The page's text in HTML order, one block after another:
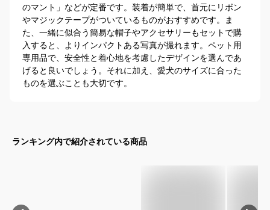
のマント」などが定番です。装着が簡単で、首元にリボン
やマジックテープがついているものがおすすめです。ま
た、一緒に似合う簡易な帽子やアクセサリーもセットで購
入すると、よりインパクトある写真が撮れます。ペット用
専用品で、安全性と着心地を考慮したデザインを選んであ
げると良いでしょう。それに加え、愛犬のサイズに合った
ものを選ぶことも大切です。
ランキング内で紹介されている商品